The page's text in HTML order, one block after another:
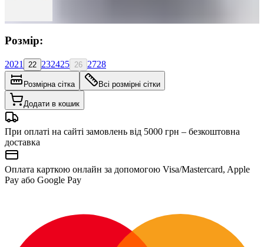
Розмір:
2021 22 232425 26 2728
Розмірна сітка Всі розмірні сітки
Додати в кошик
При оплаті на сайті замовлень від 5000 грн – безкоштовна
доставка
Оплата карткою онлайн за допомогою Visa/Mastercard, Apple
Pay або Google Pay